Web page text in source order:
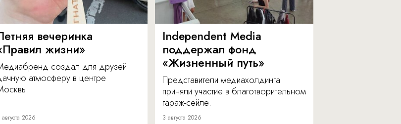
вечеринка
жизни»
создал для друзей
атмосферу в центре
августа 2026
Independent Media
поддержал фонд
«Жизненный путь»
Представители медиахолдинга
приняли участие в благотворительном
гараж-сейле.
3 августа 2026